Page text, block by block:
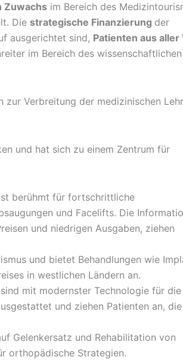
Zuwachs im Bereich des
Die strategische Finanzierung der
ausgerichtet sind, Patienten aus aller
im Bereich des wissenschaftlichen
zur Verbreitung der medizinischen
und hat sich zu einem Zentrum für
berühmt für fortschrittliche
und Facelifts. Die
und niedrigen Ausgaben, ziehen
und bietet Behandlungen wie
in westlichen Ländern an.
mit modernster Technologie für die
und ziehen Patienten an,
Gelenkersatz und Rehabilitation von
orthopädische Strategien.